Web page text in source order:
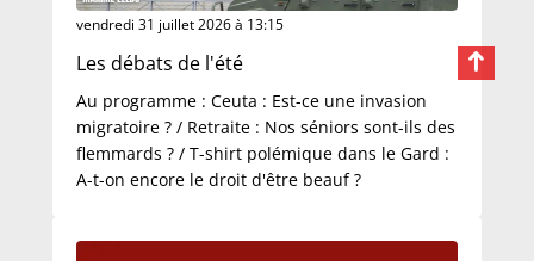
vendredi 31 juillet 2026 à 13:15
Les débats de l'été
Au programme : Ceuta : Est-ce une invasion
migratoire ? / Retraite : Nos séniors sont-ils des
flemmards ? / T-shirt polémique dans le Gard :
A-t-on encore le droit d'être beauf ?